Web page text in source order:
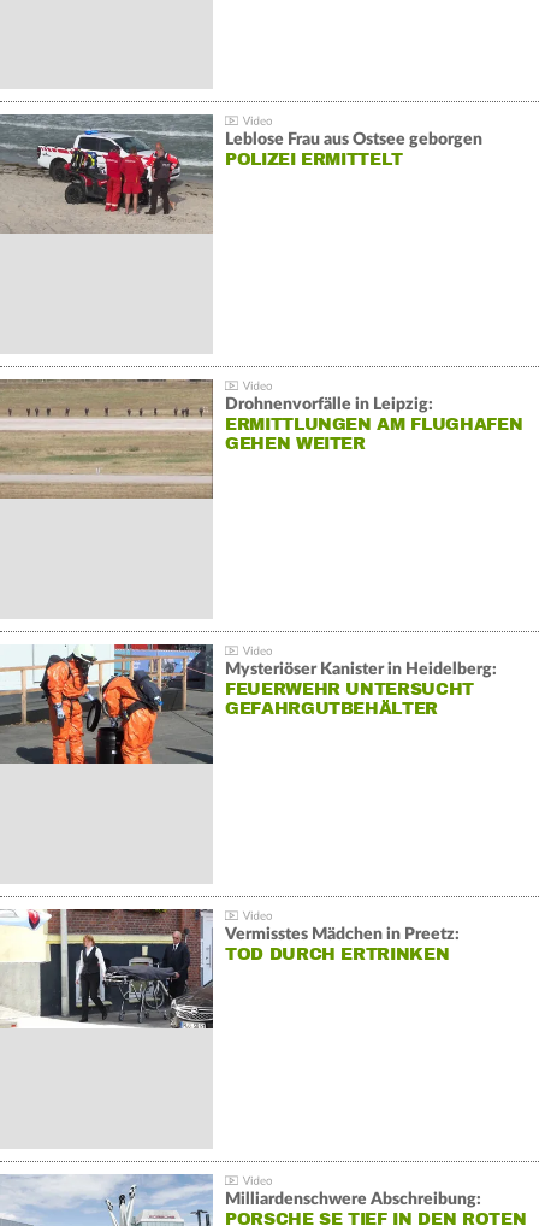
Leblose Frau aus Ostsee geborgen
POLIZEI ERMITTELT
Drohnenvorfälle in Leipzig:
ERMITTLUNGEN AM FLUGHAFEN
GEHEN WEITER
Mysteriöser Kanister in Heidelberg:
FEUERWEHR UNTERSUCHT
GEFAHRGUTBEHÄLTER
Vermisstes Mädchen in Preetz:
TOD DURCH ERTRINKEN
Milliardenschwere Abschreibung:
PORSCHE SE TIEF IN DEN ROTEN